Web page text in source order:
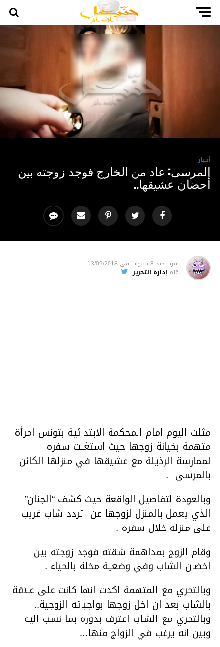
أخبار
المرسى: عاد من الخارج فوجد زوجته بين
أحضان عشيقها..
نشرت منذ 8 سنوات فى 13/09/2018
بقلم إدارة التحرير
مثلت اليوم امام المحكمة الابتدائية بتونس امرأة
متهمة بخيانة زوجها حيث استغلت سفره
لممارسة الرذيلة مع عشيقها في منزلها الكائن
بالمرسى .
وبالعودة لتفاصيل الواقعة حيث كشف “الجنان”
الذي يعمل بالمنزل لزوجها عن تردد شاب غريب
على منزله خلال سفره .
وقام الزوج بمداهمة شقته فوجد زوجته بين
اخضان الشاب وفي وضعية مخلة بالحياء .
وبالتحري مع المتهمة اكدت انها كانت على علاقة
بالشاب بعد ان اخل زوجها بواجباته الزوجية..
وبالتحري مع الشاب اعترف بدوره بما نسب اليه
وبين انه يرغب في الزواج منها…